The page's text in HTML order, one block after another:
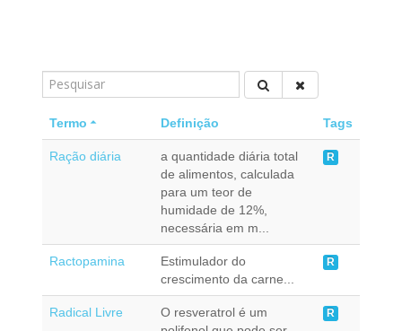
Termo Definição Tags
Ração diária
a quantidade diária total
de alimentos, calculada
para um teor de
humidade de 12%,
necessária em m...
R
Ractopamina
Estimulador do
crescimento da carne...
R
Radical Livre
O resveratrol é um
R